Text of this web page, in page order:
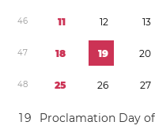
46 11 12 13
47 18 19 20
48 25 26 27
19 Proclamation Day